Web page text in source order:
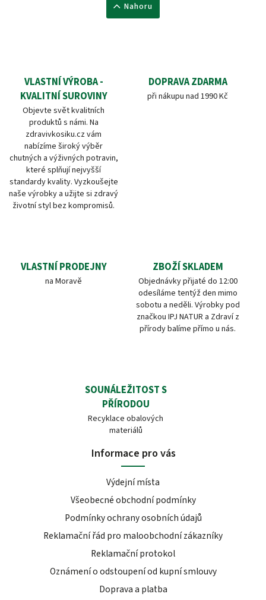
Nahoru
VLASTNÍ VÝROBA -
KVALITNÍ SUROVINY
Objevte svět kvalitních
produktů s námi. Na
zdravivkosiku.cz vám
nabízíme široký výběr
chutných a výživných potravin,
které splňují nejvyšší
standardy kvality. Vyzkoušejte
naše výrobky a užijte si zdravý
životní styl bez kompromisů.
DOPRAVA ZDARMA
při nákupu nad 1990 Kč
VLASTNÍ PRODEJNY
na Moravě
ZBOŽÍ SKLADEM
Objednávky přijaté do 12:00
odesíláme tentýž den mimo
sobotu a neděli. Výrobky pod
značkou IPJ NATUR a Zdraví z
přírody balíme přímo u nás.
SOUNÁLEŽITOST S
PŘÍRODOU
Recyklace obalových
materiálů
Informace pro vás
Výdejní místa
Všeobecné obchodní podmínky
Podmínky ochrany osobních údajů
Reklamační řád pro maloobchodní zákazníky
Reklamační protokol
Oznámení o odstoupení od kupní smlouvy
Doprava a platba